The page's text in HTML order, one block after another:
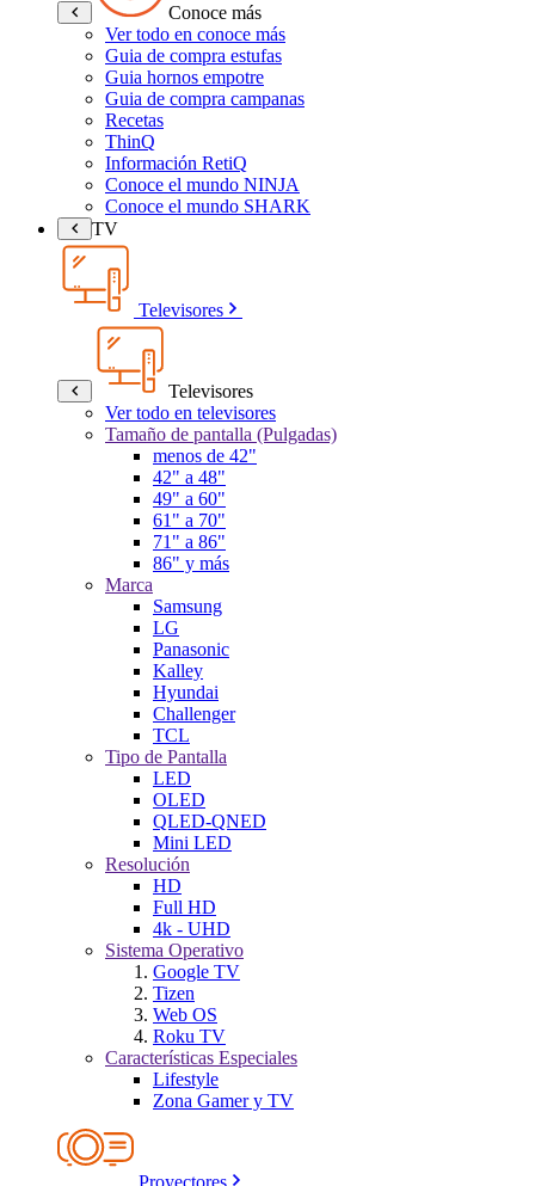
Conoce más
Ver todo en conoce más
Guia de compra estufas
Guia hornos empotre
Guia de compra campanas
Recetas
ThinQ
Información RetiQ
Conoce el mundo NINJA
Conoce el mundo SHARK
TV
Televisores
Televisores
Ver todo en televisores
Tamaño de pantalla (Pulgadas)
menos de 42"
42" a 48"
49" a 60"
61" a 70"
71" a 86"
86" y más
Marca
Samsung
LG
Panasonic
Kalley
Hyundai
Challenger
TCL
Tipo de Pantalla
LED
OLED
QLED-QNED
Mini LED
Resolución
HD
Full HD
4k - UHD
Sistema Operativo
Google TV
Tizen
Web OS
Roku TV
Características Especiales
Lifestyle
Zona Gamer y TV
Proyectores